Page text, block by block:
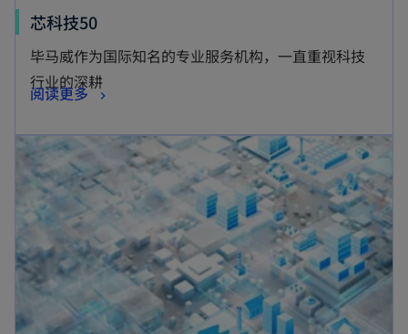
芯科技50
毕马威作为国际知名的专业服务机构，一直重视科技
行业的深耕
阅读更多